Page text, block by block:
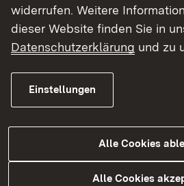
Zurück
Themenübersicht
Themenübersicht
Soziale Medien
widerrufen. Weitere
dieser Website finden Sie in
Datenschutzerklärung und zu
Einstellungen
Alle Cookies
Alle Cookies